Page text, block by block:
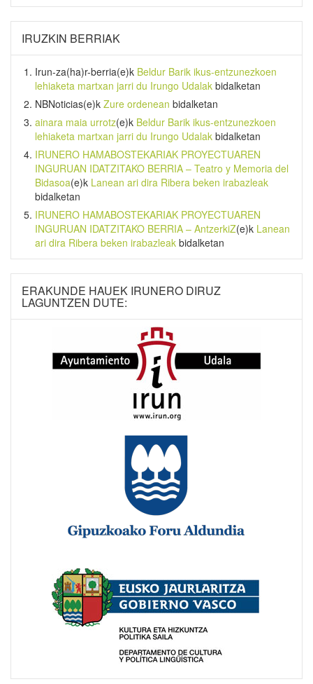
IRUZKIN BERRIAK
Irun-za(ha)r-berria(e)k Beldur Barik ikus-entzunezkoen
lehiaketa martxan jarri du Irungo Udalak bidalketan
NBNoticias(e)k Zure ordenean bidalketan
ainara maia urrotz(e)k Beldur Barik ikus-entzunezkoen
lehiaketa martxan jarri du Irungo Udalak bidalketan
IRUNERO HAMABOSTEKARIAK PROYECTUAREN
INGURUAN IDATZITAKO BERRIA – Teatro y Memoria del
Bidasoa(e)k Lanean ari dira Ribera beken irabazleak
bidalketan
IRUNERO HAMABOSTEKARIAK PROYECTUAREN
INGURUAN IDATZITAKO BERRIA – AntzerkiZ(e)k Lanean
ari dira Ribera beken irabazleak bidalketan
ERAKUNDE HAUEK IRUNERO DIRUZ
LAGUNTZEN DUTE: